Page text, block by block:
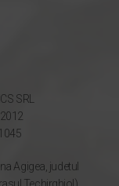
SRL
Agigea, judetul
Techirghiol)